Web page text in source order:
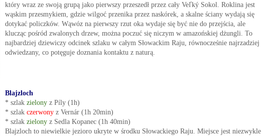
który wraz ze swoją grupą jako pierwszy przeszedł przez cały Veľký Sokol. Roklina jest
wąskim przesmykiem, gdzie wilgoć przenika przez naskórek, a skalne ściany wydają się
dotykać policzków. Wąwóz na pierwszy rzut oka wydaje się być nie do przejścia, ale
klucząc pośród zwalonych drzew, można poczuć się niczym w amazońskiej dżungli. To
najbardziej dziewiczy odcinek szlaku w całym Słowackim Raju, równocześnie najrzadziej
odwiedzany, co potęguje doznania kontaktu z naturą.
Blajzloch
* szlak zielony z Píly (1h)
* szlak czerwonyz Vernár (1h 20min)
* szlak zielonyz Sedla Kopanec (1h 40min)
Blajzloch to niewielkie jezioro ukryte w środku Słowackiego Raju. Miejsce jest niezwykle